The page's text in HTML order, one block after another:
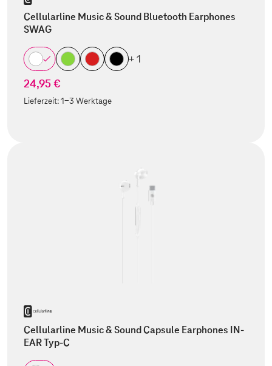
Cellularline Music & Sound Bluetooth Earphones
SWAG
+ 1
24,95 €
Lieferzeit:1-3 Werktage
Cellularline Music & Sound Capsule Earphones IN-
EAR Typ-C